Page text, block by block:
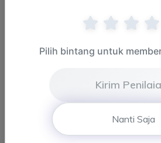
Desa d...
Pemkab
Pilih bintang untuk
Kirim
Nanti Saja